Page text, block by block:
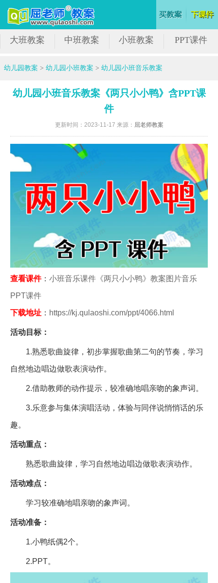
大班教案 中班教案 小班教案 PPT课件
幼儿园教案 >幼儿园小班教案 >幼儿园小班音乐教案
幼儿园小班音乐教案《两只小小鸭》含PPT课
件
更新时间：2023-11-17 来源： 屈老师教案
查看课件： 小班音乐课件《两只小小鸭》教案图片音乐
PPT课件
下载地址： https://kj.qulaoshi.com/ppt/4066.html
活动目标：
1.熟悉歌曲旋律，初步掌握歌曲第二句的节奏，学习
自然地边唱边做歌表演动作。
2.借助教师的动作提示，较准确地唱亲吻的象声词。
3.乐意参与集体演唱活动，体验与同伴说悄悄话的乐
趣。
活动重点：
熟悉歌曲旋律，学习自然地边唱边做歌表演动作。
活动难点：
学习较准确地唱亲吻的象声词。
活动准备：
1.小鸭纸偶2个。
2.PPT。